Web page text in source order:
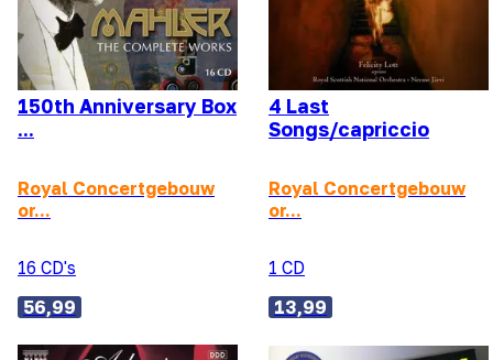
150th Anniversary Box
...
Royal Concertgebouw
or...
16 CD's
56,99
4 Last
Songs/capriccio
Royal Concertgebouw
or...
1 CD
13,99